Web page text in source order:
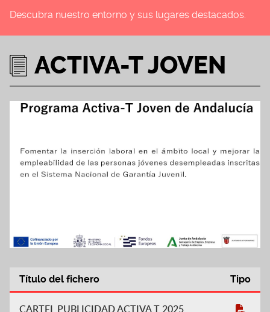
Descubra nuestro entorno y sus lugares destacados.
ACTIVA-T JOVEN
Título del fichero Tipo
CARTEL PUBLICIDAD ACTIVA T 2025